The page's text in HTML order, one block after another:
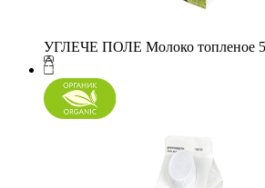
УГЛЕЧЕ ПОЛЕ Молоко топленое